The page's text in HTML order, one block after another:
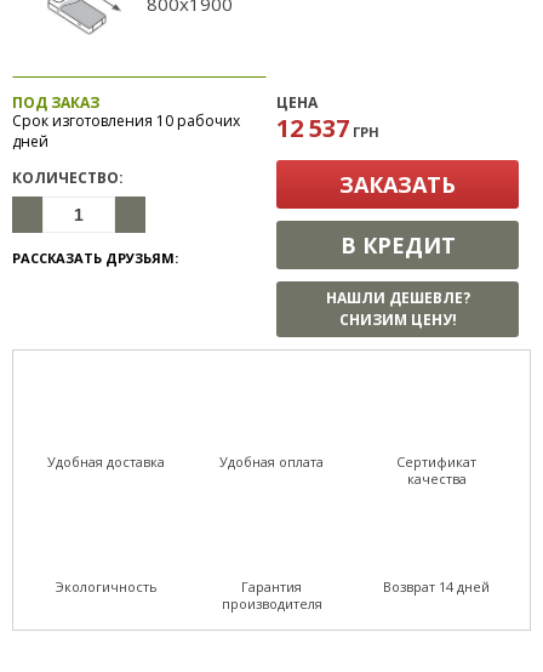
ПОД ЗАКАЗ
Срок изготовления 10 рабочих
дней
КОЛИЧЕСТВО:
РАССКАЗАТЬ ДРУЗЬЯМ:
ЦЕНА
12 537 ГРН
ЗАКАЗАТЬ
В КРЕДИТ
НАШЛИ ДЕШЕВЛЕ?
СНИЗИМ ЦЕНУ!
Удобная доставка Удобная оплата
Сертификат
качества
Экологичность
Гарантия
производителя
Возврат 14 дней